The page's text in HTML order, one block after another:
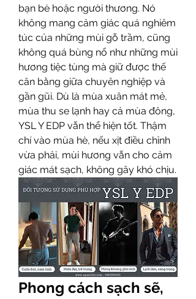
bạn bè hoặc người thương. Nó
không mang cảm giác quá nghiêm
túc của những mùi gỗ trầm, cũng
không quá bùng nổ như những mùi
hương tiệc tùng mà giữ được thế
cân bằng giữa chuyên nghiệp và
gần gũi. Dù là mùa xuân mát mẻ,
mùa thu se lạnh hay cả mùa đông,
YSL Y EDP vẫn thể hiện tốt. Thậm
chí vào mùa hè, nếu xịt điều chỉnh
vừa phải, mùi hương vẫn cho cảm
giác mát sạch, không gây khó chịu.
Phong cách sạch sẽ,